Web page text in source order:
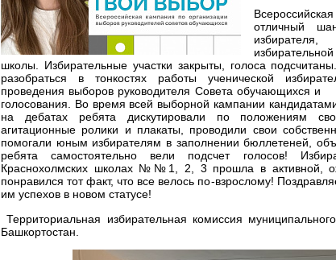
отличный
школы. Избирательные участки закрыты, голоса
разобраться в тонкостях работы ученической
проведения выборов руководителя Совета обучающихся и
голосования. Во время всей выборной кампании
на дебатах ребята дискутировали по положениям
агитационные ролики и плакаты, проводили свои
помогали юным избирателям в заполнении бюллетеней,
ребята самостоятельно вели подсчет голосов!
Краснохолмских школах №№1, 2, 3 прошла в активной,
понравился тот факт, что все велось по-взрослому!
им успехов в новом статусе!
Территориальная избирательная комиссия
Башкортостан.